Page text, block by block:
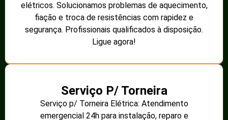
elétricos. Solucionamos problemas de aquecimento,
fiação e troca de resistências com rapidez e
segurança. Profissionais qualificados à disposição.
Ligue agora!
Serviço P/ Torneira
Serviço p/ Torneira Elétrica: Atendimento
emergencial 24h para instalação, reparo e